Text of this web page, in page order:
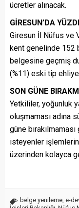
ücretler alınacak.
GİRESUN’DA
Giresun İl Nüfus ve
kent genelinde 152
belgesine geçmiş
(%11) eski tip
SON GÜNE
Yetkililer, yoğunluk
oluşmaması adına
güne
isteyenler
üzerinden kolayca
belge yenileme, e-